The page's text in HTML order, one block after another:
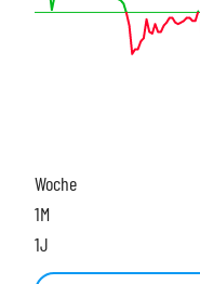
Woche
1M
1J